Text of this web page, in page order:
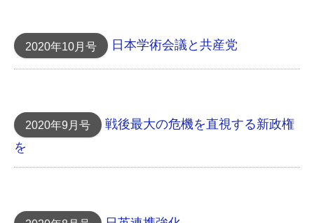
2020年10月号 日本学術会議と共産党
2020年9月号
戦後最大の危機を直視する新政権
を